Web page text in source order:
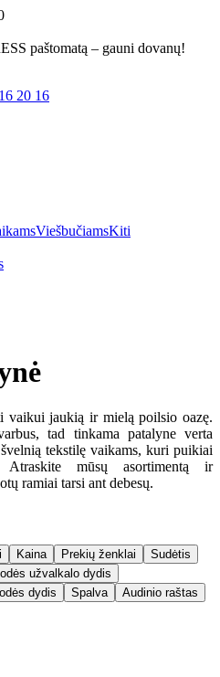
paštomatą – gauni dovanų!
20 16
ViešbučiamsKiti
vaikui jaukią ir mielą poilsio oazę.
tad tinkama patalyne verta
tekstilę vaikams, kuri puikiai
mūsų asortimentą ir
ramiai tarsi ant debesų.
Kaina Prekių ženklai
Sudėtis
užvalkalo dydis
dydis Spalva
Audinio raštas